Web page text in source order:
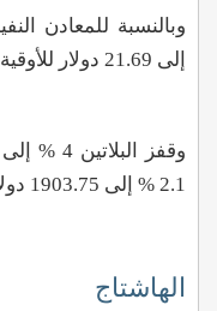
وبالنسبة للمعادن
إلى 21.69 دولار للأوقية
وقفز البلاتين 4
%
2.1
% إلى 1903.75 دولار.
الهاشتاج